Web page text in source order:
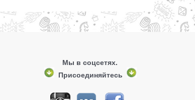
Мы в соцсетях.
Присоединяйтесь